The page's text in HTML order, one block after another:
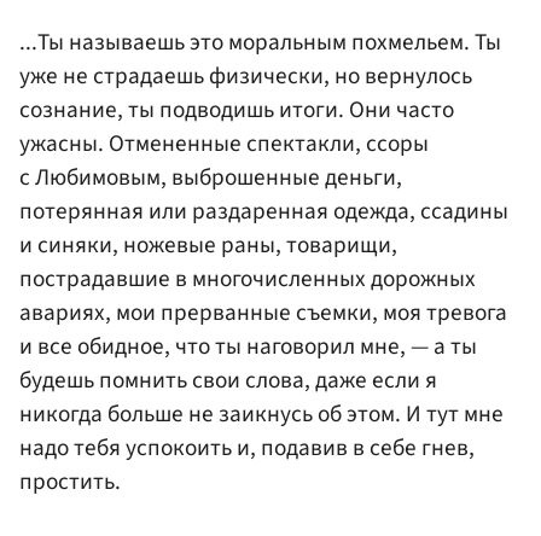
...Ты называешь это моральным похмельем. Ты
уже не страдаешь физически, но вернулось
сознание, ты подводишь итоги. Они часто
ужасны. Отмененные спектакли, ссоры
с Любимовым, выброшенные деньги,
потерянная или раздаренная одежда, ссадины
и синяки, ножевые раны, товарищи,
пострадавшие в многочисленных дорожных
авариях, мои прерванные съемки, моя тревога
и все обидное, что ты наговорил мне, — а ты
будешь помнить свои слова, даже если я
никогда больше не заикнусь об этом. И тут мне
надо тебя успокоить и, подавив в себе гнев,
простить.